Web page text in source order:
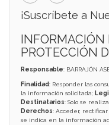
¡Suscríbete a
INFORMACIÓN
PROTECCIÓN
Responsable: BARRAJÓN
Finalidad: Responder las
la información solicitada;
Destinatarios: Solo se
Derechos: Acceder,
se indica en la información